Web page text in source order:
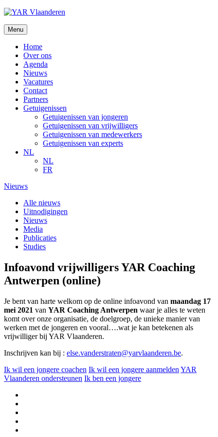
Ga
deMenu
Home
Over ons
Agenda
Nieuws
Vacatures
Contact
Partners
Getuigenissen
Getuigenissen van jongeren
Getuigenissen van vrijwilligers
Getuigenissen van medewerkers
Getuigenissen van experts
NL
NL
FR
Nieuws
Alle nieuws
Uitnodigingen
Nieuws
Media
Publicaties
Studies
Infoavond vrijwilligers YAR Coaching
Antwerpen (online)
Je bent van harte welkom op de online infoavond van maandag 17
mei 2021 van YAR Coaching Antwerpen waar je alles te weten
komt over onze organisatie, de doelgroep, de unieke manier van
werken met de jongeren en vooral….wat je kan betekenen als
vrijwilliger bij YAR Vlaanderen.
Inschrijven kan bij : else.vanderstraten@yarvlaanderen.be.
Ik wil een jongere coachen Ik wil een jongere aanmelden YAR
Vlaanderen ondersteunen Ik ben een jongere